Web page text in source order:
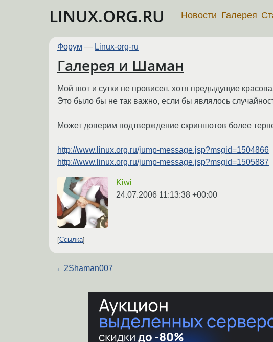
LINUX.ORG.RU Новости Галерея
Форум — Linux-org-ru
Галерея и Шаман
Мой шот и сутки не провисел, хотя предыдущие
Это было бы не так важно, если бы являлось
Может доверим подтверждение скриншотов более
http://www.linux.org.ru/jump-message.jsp?msgid=1504866
http://www.linux.org.ru/jump-message.jsp?msgid=1505887
Kiwi
24.07.2006 11:13:38 +00:00
Ссылка
← 2Shaman007